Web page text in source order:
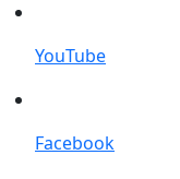
YouTube
Facebook